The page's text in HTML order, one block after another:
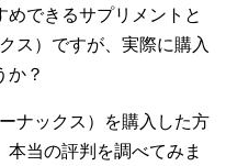
できるサプリメントと
ス）ですが、実際に購入
か？
ナックス）を購入した方
当の評判を調べてみま